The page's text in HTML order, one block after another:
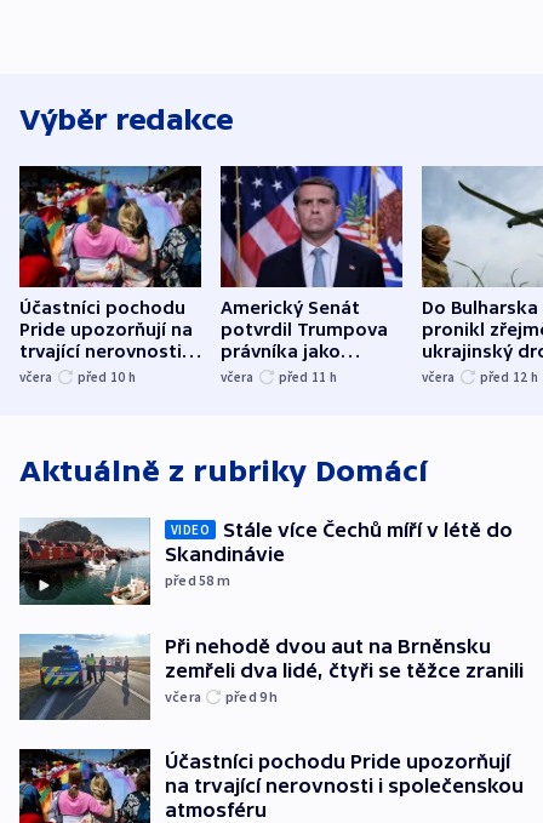
Výběr redakce
Účastníci pochodu
Pride upozorňují na
trvající nerovnosti i
společenskou
včera před 10 h
Americký Senát
potvrdil Trumpova
právníka jako
ministra
včera před 11 h
Do Bulharska
pronikl
ukrajinský
explodoval
včera před 12 h
Aktuálně z rubriky Domácí
VIDEO
Stále více Čechů míří v létě do
Skandinávie
před 58 m
Při nehodě dvou aut na Brněnsku
zemřeli dva lidé, čtyři se těžce zranili
včera před 9h
Účastníci pochodu Pride upozorňují
na trvající nerovnosti i společenskou
atmosféru